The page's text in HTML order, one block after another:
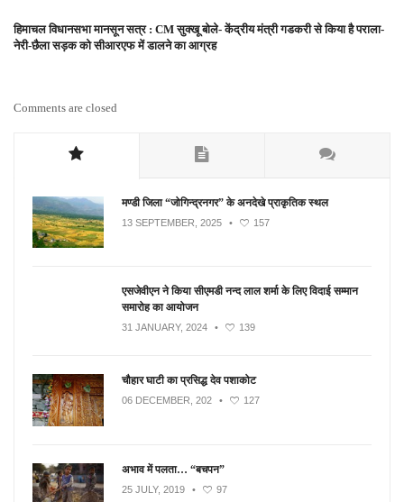
हिमाचल विधानसभा मानसून सत्र : CM सुक्खू बोले- केंद्रीय मंत्री गडकरी से किया है पराला-
नेरी-छैला सड़क को सीआरएफ में डालने का आग्रह
Comments are closed
मण्डी जिला “जोगिन्द्रनगर” के अनदेखे प्राकृतिक स्थल
13 SEPTEMBER, 2025 • 157
एसजेवीएन ने किया सीएमडी नन्‍द लाल शर्मा के लिए विदाई सम्मान
समारोह का आयोजन
31 JANUARY, 2024 • 139
चौहार घाटी का प्रसिद्ध देव पशाकोट
06 DECEMBER, 202 • 127
अभाव में पलता… “बचपन”
25 JULY, 2019 • 97